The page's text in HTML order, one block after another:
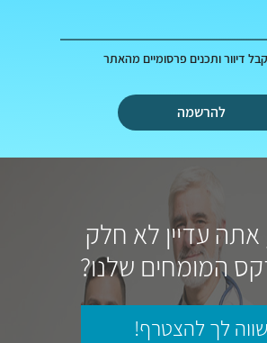
להרשמה
דיוור ותכנים פרסומיים מהאתר
אתה עדיין לא חלק
המומחים שלנו?
שווה לך להצטרף!